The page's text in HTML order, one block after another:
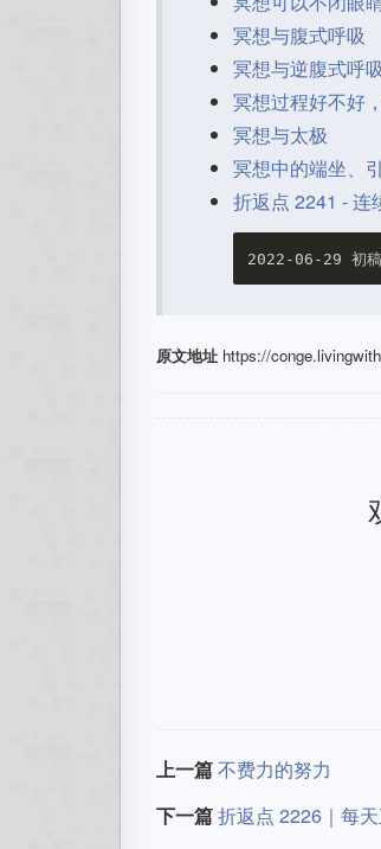
冥想与腹式呼吸
冥想与逆腹式呼吸
冥想过程好不好
冥想与太极
冥想中的端坐、
折返点 2241 - 连
原文地址 https://
上一篇不费力的努力
下一篇折返点 2226｜每